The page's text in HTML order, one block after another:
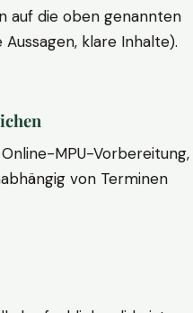
auf die oben genannten
klare Inhalte).
MPU-Vorbereitung,
von Terminen